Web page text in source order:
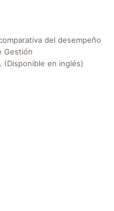
del desempeño
Gestión
(Disponible en inglés)